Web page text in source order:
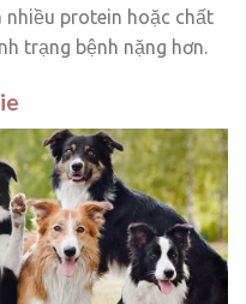
nhiều protein hoặc chất
trạng bệnh nặng hơn.